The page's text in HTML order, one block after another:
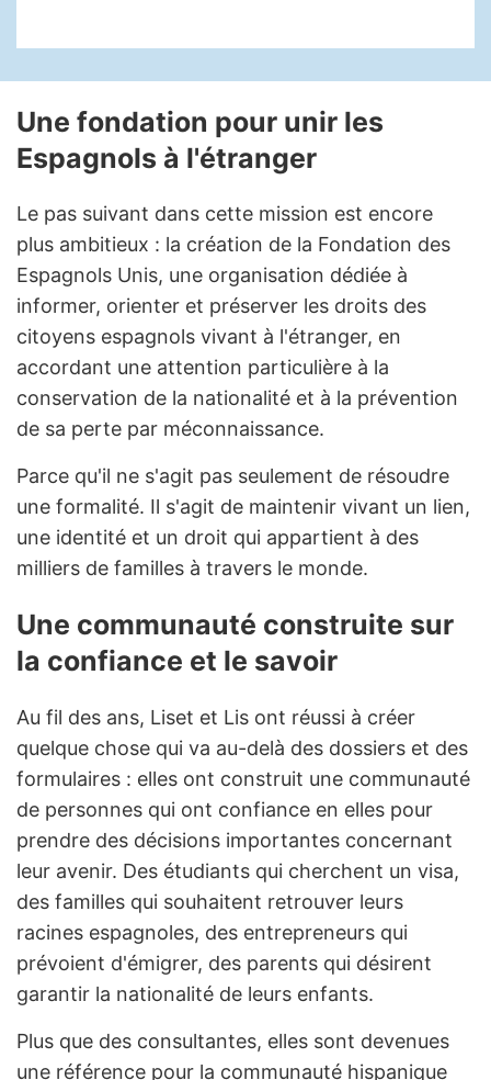
Une fondation pour unir les
Espagnols à l'étranger
Le pas suivant dans cette mission est encore
plus ambitieux : la création de la Fondation des
Espagnols Unis, une organisation dédiée à
informer, orienter et préserver les droits des
citoyens espagnols vivant à l'étranger, en
accordant une attention particulière à la
conservation de la nationalité et à la prévention
de sa perte par méconnaissance.
Parce qu'il ne s'agit pas seulement de résoudre
une formalité. Il s'agit de maintenir vivant un lien,
une identité et un droit qui appartient à des
milliers de familles à travers le monde.
Une communauté construite sur
la confiance et le savoir
Au fil des ans, Liset et Lis ont réussi à créer
quelque chose qui va au-delà des dossiers et des
formulaires : elles ont construit une communauté
de personnes qui ont confiance en elles pour
prendre des décisions importantes concernant
leur avenir. Des étudiants qui cherchent un visa,
des familles qui souhaitent retrouver leurs
racines espagnoles, des entrepreneurs qui
prévoient d'émigrer, des parents qui désirent
garantir la nationalité de leurs enfants.
Plus que des consultantes, elles sont devenues
une référence pour la communauté hispanique